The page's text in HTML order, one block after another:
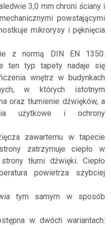
3,0 mm chroni ściany i
powstającymi
mikrorysy i pęknięcia
z normą DIN EN 1350.
ten typ tapety nadaje się
wnętrz w budynkach
w których istotnym
oraz tłumienie dźwięków, a
użytkowe i ochrony
zawartemu w tapecie
zatrzymuje ciepło w
tłumi dźwięki. Ciepło
powietrza szybciej
tym samym w sposób
w dwóch wariantach: